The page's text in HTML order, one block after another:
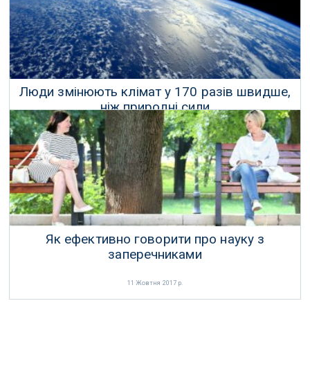
Люди змінюють клімат у 170 разів швидше,
ніж природні сили
18 Лютого 2017 р.
Як ефективно говорити про науку з
заперечниками
11 Жовтня 2017 р.